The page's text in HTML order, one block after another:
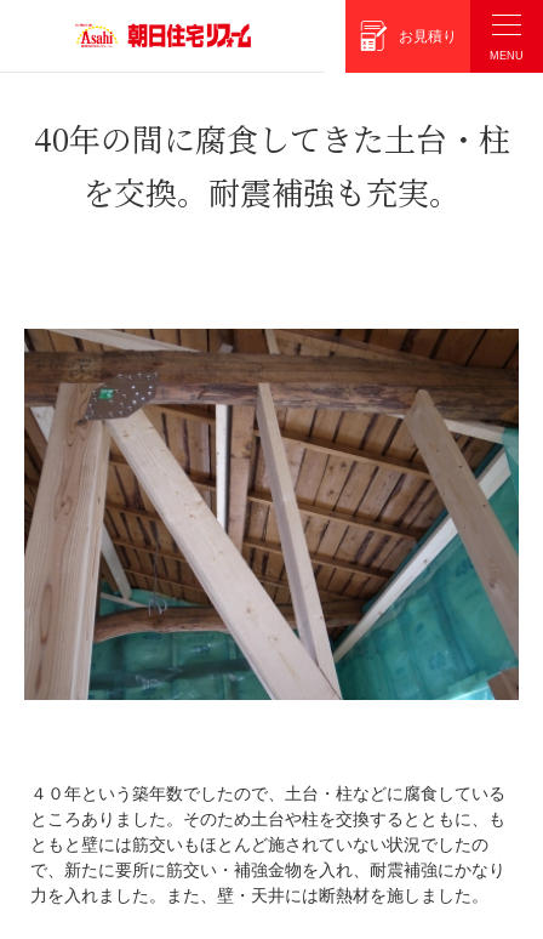
お見積り
40年の間に腐食してきた土台・柱
を交換。耐震補強も充実。
４０年という築年数でしたので、土台・柱などに腐食している
ところありました。そのため土台や柱を交換するとともに、も
ともと壁には筋交いもほとんど施されていない状況でしたの
で、新たに要所に筋交い・補強金物を入れ、耐震補強にかなり
力を入れました。また、壁・天井には断熱材を施しました。